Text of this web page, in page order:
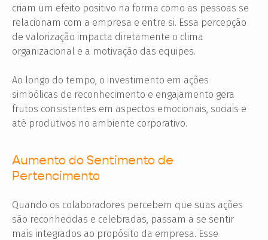
criam um efeito positivo na forma como as pessoas se
relacionam com a empresa e entre si. Essa percepção
de valorização impacta diretamente o clima
organizacional e a motivação das equipes.
Ao longo do tempo, o investimento em ações
simbólicas de reconhecimento e engajamento gera
frutos consistentes em aspectos emocionais, sociais e
até produtivos no ambiente corporativo.
Aumento do Sentimento de
Pertencimento
Quando os colaboradores percebem que suas ações
são reconhecidas e celebradas, passam a se sentir
mais integrados ao propósito da empresa. Esse